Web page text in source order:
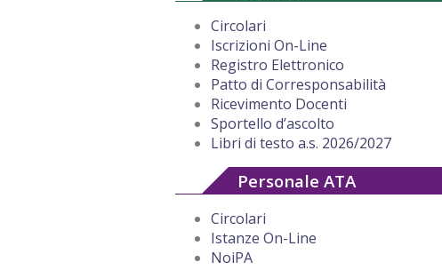
Circolari
Iscrizioni On-Line
Registro Elettronico
Patto di Corresponsabilità
Ricevimento Docenti
Sportello d’ascolto
Libri di testo a.s. 2026/2027
Personale ATA
Circolari
Istanze On-Line
NoiPA